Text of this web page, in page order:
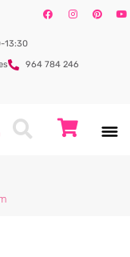
13:30
964 784 246